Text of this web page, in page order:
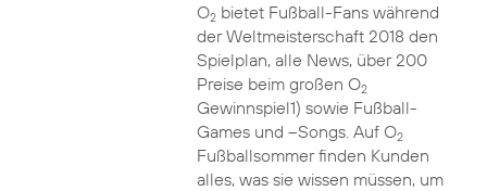
O2bietet Fußball-Fans während
der Weltmeisterschaft 2018 den
Spielplan, alle News, über 200
Preise beim großen O2
Gewinnspiel1) sowie Fußball-
Games und –Songs. Auf O2
Fußballsommer finden Kunden
alles, was sie wissen müssen, um